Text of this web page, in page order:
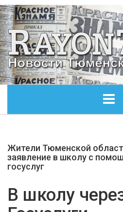
ОБЩЕСТВО
КУЛЬТУРА
Жители Тюменской
заявление в школу с
госуслуг
В школу